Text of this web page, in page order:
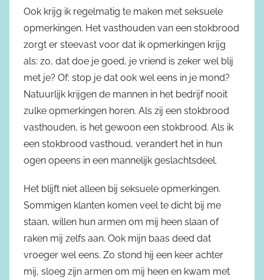
Ook krijg ik regelmatig te maken met seksuele
opmerkingen. Het vasthouden van een stokbrood
zorgt er steevast voor dat ik opmerkingen krijg
als: zo, dat doe je goed, je vriend is zeker wel blij
met je? Of: stop je dat ook wel eens in je mond?
Natuurlijk krijgen de mannen in het bedrijf nooit
zulke opmerkingen horen. Als zij een stokbrood
vasthouden, is het gewoon een stokbrood. Als ik
een stokbrood vasthoud, verandert het in hun
ogen opeens in een mannelijk geslachtsdeel.
Het blijft niet alleen bij seksuele opmerkingen.
Sommigen klanten komen veel te dicht bij me
staan, willen hun armen om mij heen slaan of
raken mij zelfs aan. Ook mijn baas deed dat
vroeger wel eens. Zo stond hij een keer achter
mij, sloeg zijn armen om mij heen en kwam met